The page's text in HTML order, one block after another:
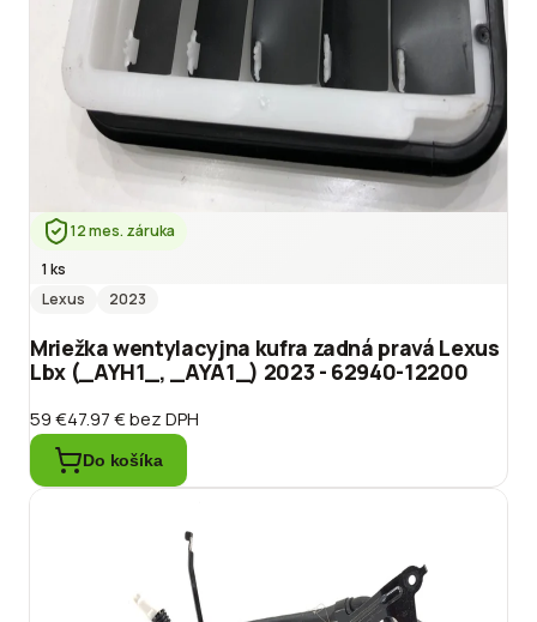
12 mes. záruka
1 ks
Lexus
2023
Mriežka wentylacyjna kufra zadná pravá Lexus
Lbx (_AYH1_, _AYA1_) 2023 - 62940-12200
59 €47.97 €bez DPH
Do košíka